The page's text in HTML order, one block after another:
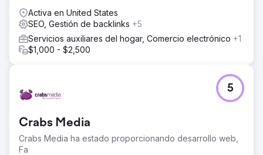
Activa en United States
SEO, Gestión de backlinks +5
Servicios auxiliares del hogar, Comercio electrónico +1
$1,000 - $2,500
Crabs Media
Crabs Media ha estado proporcionando desarrollo web,
Fa
5